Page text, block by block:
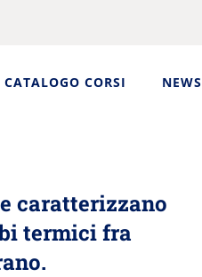
CATALOGO CORSI NEWS
caratterizzano
termici fra